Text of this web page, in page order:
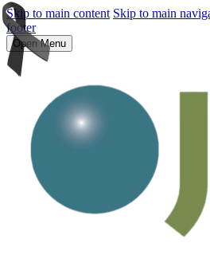
Skip to main content Skip to main
footer
Open Menu